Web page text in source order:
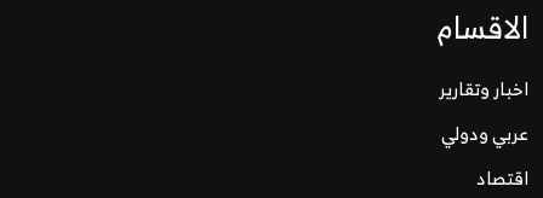
الاقسام
اخبار وتقارير
عربي ودولي
اقتصاد